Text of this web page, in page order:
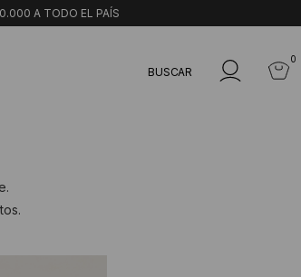
A TODO EL PAÍS
BUSCAR
0